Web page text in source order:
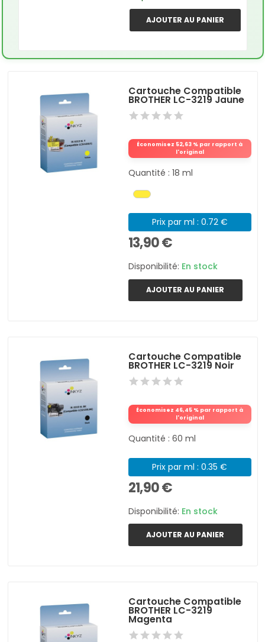
AJOUTER AU PANIER
Cartouche Compatible
BROTHER LC-3219 Jaune
Économisez 52,63 % par rapport à
l'original
Quantité : 18 ml
Prix par ml : 0.72 €
13,90 €
Disponibilité: En stock
AJOUTER AU PANIER
Cartouche Compatible
BROTHER LC-3219 Noir
Économisez 46,45 % par rapport à
l'original
Quantité : 60 ml
Prix par ml : 0.35 €
21,90 €
Disponibilité: En stock
AJOUTER AU PANIER
Cartouche Compatible
BROTHER LC-3219
Magenta